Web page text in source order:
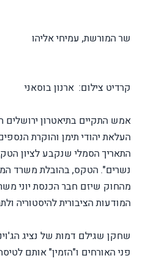
שר המורשת, עמיחי אליהו
קרדיט צילום: ארנון בוסאני
אמש התקיים בתיאטרון ירושלים
העלאת יהודי תימן והוקרת
התאריך הסמלי שנקבע לציון
נשרים". הטקס, בהובלת משרד
מהחוק שיזם חבר הכנסת יוני
המודעות הציבורית להיסטוריה
שחקן שגילם דמות של נציג
פני האורחים ו"הזמין" אותם